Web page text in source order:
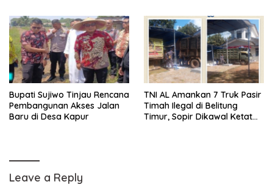
Bupati Sujiwo Tinjau Rencana
Pembangunan Akses Jalan
Baru di Desa Kapur
TNI AL Amankan 7 Truk Pasir
Timah Ilegal di Belitung
Timur, Sopir Dikawal Ketat
Leave a Reply